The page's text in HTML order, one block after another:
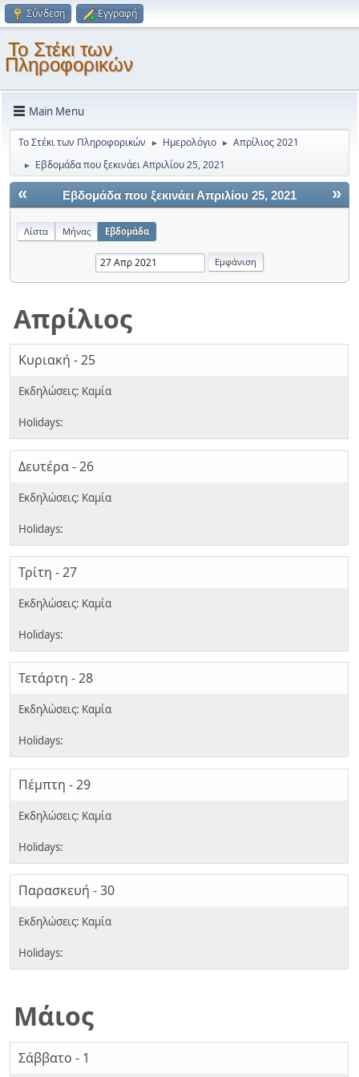
Σύνδεση Εγγραφή
Το Στέκι των
Πληροφορικών
Main Menu
Το Στέκι των Πληροφορικών ► Ημερολόγιο ► Απρίλιος 2021
► Εβδομάδα που ξεκινάει Απριλίου 25, 2021
« »
Εβδομάδα που ξεκινάει Απριλίου 25, 2021
Λίστα Μήνας Εβδομάδα
Απρίλιος
Κυριακή - 25
Δευτέρα - 26
Τρίτη - 27
Τετάρτη - 28
Πέμπτη - 29
Παρασκευή - 30
Μάιος
Σάββατο - 1